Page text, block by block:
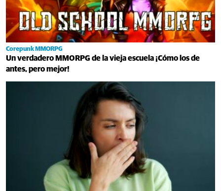
Corepunk MMORPG
Un verdadero MMORPG de la vieja escuela ¡Cómo los de
antes, pero mejor!